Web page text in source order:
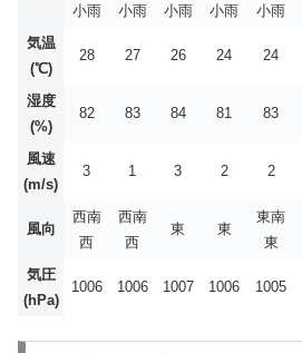
小雨
小雨 小雨 小雨 小雨
気温
(℃)
28 27 26 24 24
湿度
(%)
82 83 84 81 83
風速
(m/s)
3 1 3 2 2
風向
西南
西
西南
西
東 東
東南
東
気圧
(hPa)
1006 1006 1007 1006 1005